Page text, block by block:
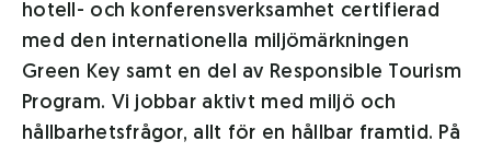
hotell- och konferensverksamhet certifierad
med den internationella miljömärkningen
Green Key samt en del av Responsible Tourism
Program. Vi jobbar aktivt med miljö och
hållbarhetsfrågor, allt för en hållbar framtid. På